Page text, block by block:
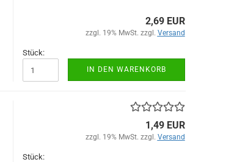
2,69 EUR
zzgl. 19% MwSt. zzgl. Versand
Stück:
IN DEN WARENKORB
1,49 EUR
zzgl. 19% MwSt. zzgl. Versand
Stück: